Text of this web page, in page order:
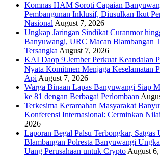
Komnas HAM Soroti Capaian
Pembangunan Inklusif, Diusulkan Ikut
Nasional August 7, 2026
Ungkap Jaringan Sindikat Curanmor
Banyuwangi, URC Macan Blambangan
Tersangka August 7, 2026
KAI Daop 9 Jember Perkuat Keandalan
Nyata Komitmen Menjaga Keselamatan
Api August 7, 2026
Warga Binaan Lapas Banyuwangi Siap
ke 81 dengan Berbagai Perlombaan
Terkesima Keramahan Masyarakat
Konferensi Internasional: Cerminkan
2026
Laporan Begal Palsu Terbongkar, Satgas
Blambangan Polresta Banyuwangi
Uang Perusahaan untuk Crypto August